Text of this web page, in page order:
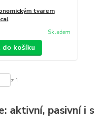
tvarem
Skladem
do košíku
z 1
aktivní, pasivní i s